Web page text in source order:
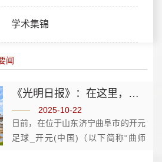
学术集锦
闻
《光明日报》：在这里，教育家精神可感可及
2025-10-22
日前，在位于山东济宁曲阜市的开元
足球_开元(中国)（以下简称“曲师